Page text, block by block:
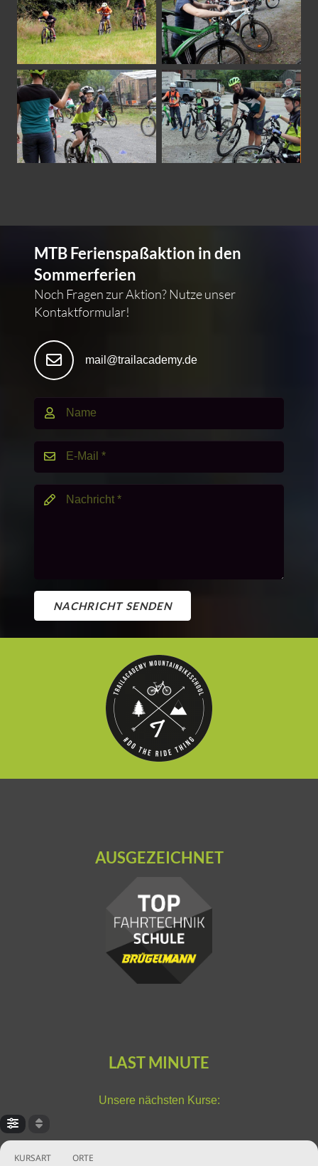
MTB Ferienspaßaktion in den
Sommerferien
Noch Fragen zur Aktion? Nutze unser
Kontaktformular!
mail@trailacademy.de
NACHRICHT SENDEN
AUSGEZEICHNET
LAST MINUTE
Unsere nächsten Kurse:
KURSART ORTE